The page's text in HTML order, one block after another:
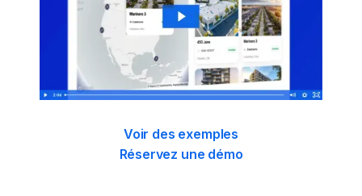
Voir des exemples
Réservez une démo